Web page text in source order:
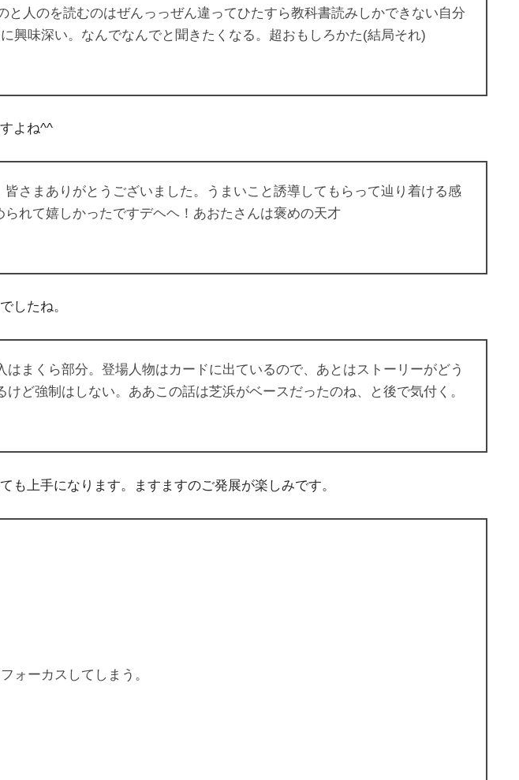
人のを読むのはぜんっっぜん違ってひたすら教科書読みしかできない自分
興味深い。なんでなんでと聞きたくなる。超おもしろかた(結局それ)
よね^^
皆さまありがとうございました。うまいこと誘導してもらって辿り着ける感
れて嬉しかったですデヘヘ！あおたさんは褒めの天才
したね。
まくら部分。登場人物はカードに出ているので、あとはストーリーがどう
ど強制はしない。ああこの話は芝浜がベースだったのね、と後で気付く。
上手になります。ますますのご発展が楽しみです。
ォーカスしてしまう。